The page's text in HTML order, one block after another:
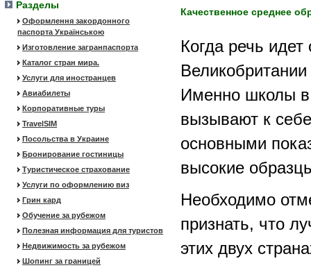
Разделы
Оформлення закордонного
паспорта Українською
Изготовление загранпаспорта
Каталог стран мира.
Услуги для иностранцев
Авиабилеты
Корпоративные туры
TravelSIM
Посольства в Украине
Бронирование гостиницы
Туристическое страхование
Услуги по оформлению виз
Грин кард
Обучение за рубежом
Полезная информация для туристов
Недвижимость за рубежом
Шопинг за границей
Качественное среднее
Когда речь
Именно школы в
вызывают к
основными
высокие
Необходимо
признать, что
этих двух